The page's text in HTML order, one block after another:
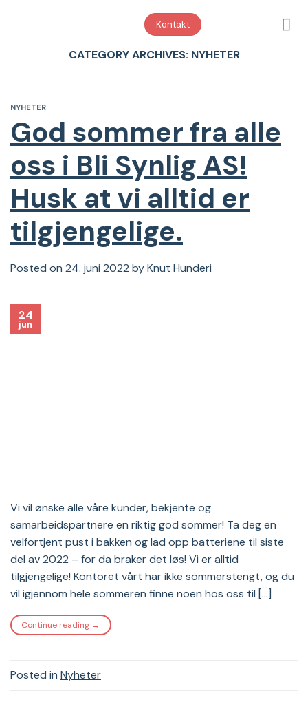
Kontakt
CATEGORY ARCHIVES: NYHETER
NYHETER
God sommer fra alle
oss i Bli Synlig AS!
Husk at vi alltid er
tilgjengelige.
Posted on 24. juni 2022 byKnut Hunderi
24
jun
Vi vil ønske alle våre kunder, bekjente og
samarbeidspartnere en riktig god sommer! Ta deg en
velfortjent pust i bakken og lad opp batteriene til siste
del av 2022 – for da braker det løs! Vi er alltid
tilgjengelige! Kontoret vårt har ikke sommerstengt, og du
vil igjennom hele sommeren finne noen hos oss til […]
Continue reading →
Posted in Nyheter